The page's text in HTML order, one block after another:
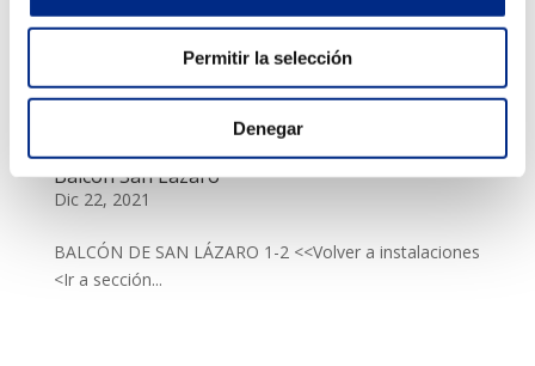
Permitir la selección
Denegar
Balcón San Lázaro
Dic 22, 2021
BALCÓN DE SAN LÁZARO 1-2 <<Volver a instalaciones
<Ir a sección...